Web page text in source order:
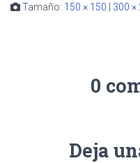
Tamaño: 150 × 150 | 300 ×
0
Deja